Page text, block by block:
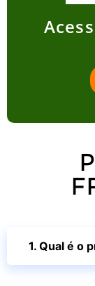
1. Qual é o